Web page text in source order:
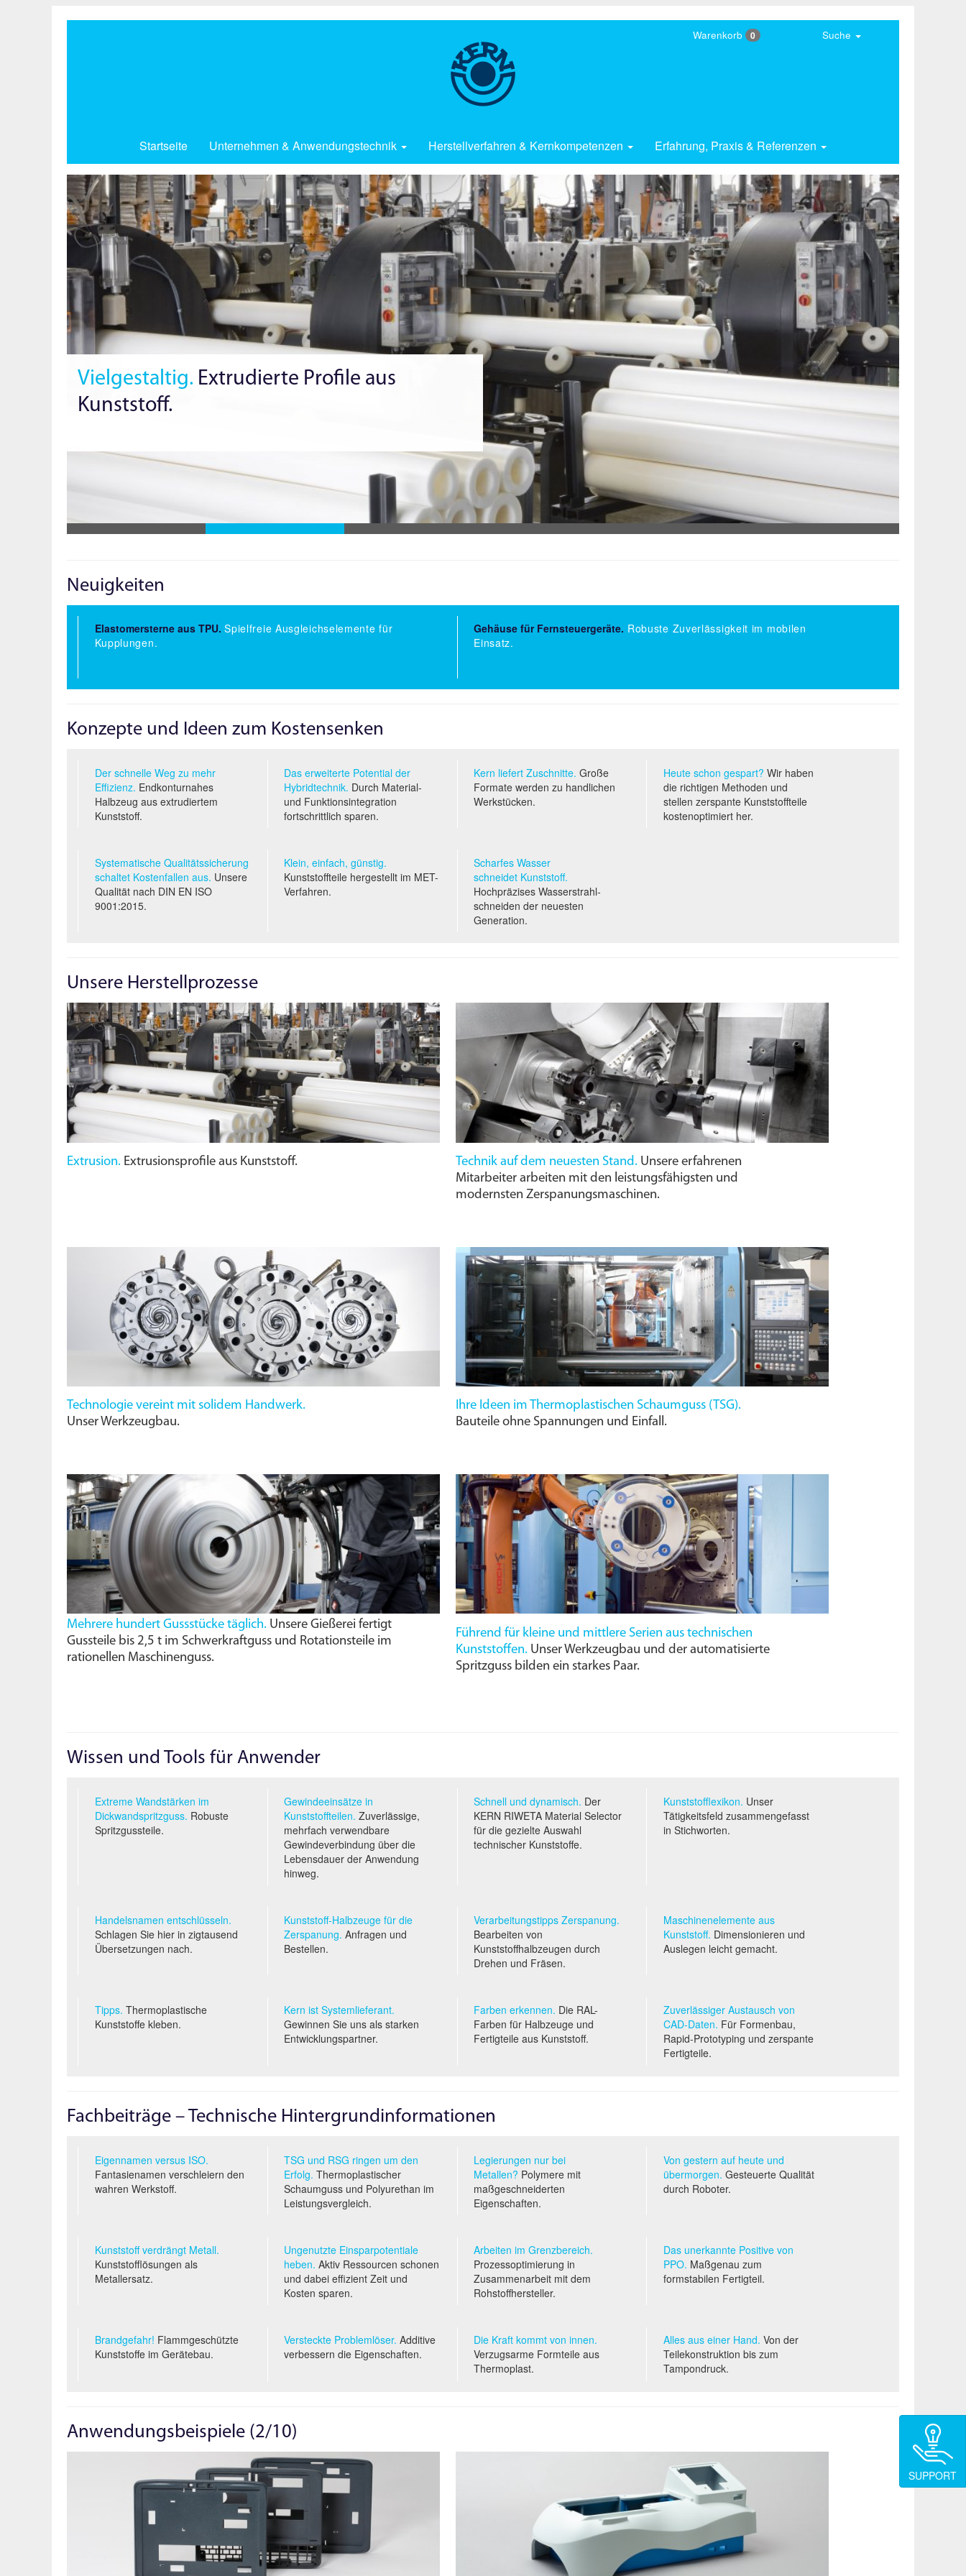
Startseite Unternehmen & Anwendungstechnik Herstellverfahren & Kernkompetenzen Erfahrung, Praxis & Referenzen
Warenkorb 0 Suche
Vielgestaltig. Extrudierte Profile aus
Kunststoff.
Zuverlässig von Anfang an. Fertigung im
Reinraum.
Neuigkeiten
Elastomersterne aus TPU. Spielfreie Ausgleichselemente für
Kupplungen.
Gehäuse für Fernsteuergeräte. Robuste Zuverlässigkeit im mobilen
Einsatz.
Konzepte und Ideen zum Kostensenken
Der schnelle Weg zu mehr
Effizienz. Endkonturnahes
Halbzeug aus extrudiertem
Kunststoff.
Das erweiterte Potential der
Hybridtechnik. Durch Material-
und Funktionsintegration
fortschrittlich sparen.
Kern liefert Zuschnitte. Große
Formate werden zu handlichen
Werkstücken.
Heute schon gespart? Wir haben
die richtigen Methoden und
stellen zerspante Kunststoffteile
kostenoptimiert her.
Systematische Qualitäts­sicherung
schaltet Kostenfallen aus. Unsere
Qualität nach DIN EN ISO
9001:2015.
Klein, einfach, günstig.
Kunststoffteile hergestellt im MET-
Verfahren.
Scharfes Wasser
schneidet Kunststoff.
Hochpräzises Wasserstrahl­
schneiden der neuesten
Generation.
Unsere Herstellprozesse
Extrusion. Extrusionsprofile aus Kunststoff. Technik auf dem neuesten Stand. Unsere erfahrenen
Mitarbeiter arbeiten mit den leistungs­fähigsten und
modernsten Zerspanungs­maschinen.
Technologie vereint mit solidem Handwerk.
Unser Werkzeugbau.
Ihre Ideen im Thermoplastischen Schaumguss ( TSG).
Bauteile ohne Spannungen und Einfall.
Mehrere hundert Gussstücke täglich. Unsere Gießerei fertigt
Gussteile bis 2,5 t im Schwerkraftguss und Rotationsteile im
rationellen Maschinenguss.
Führend für kleine und mittlere Serien aus technischen
Kunststoffen. Unser Werkzeugbau und der automatisierte
Spritzguss bilden ein starkes Paar.
Wissen und Tools für Anwender
Extreme Wandstärken im
Dickwandspritzguss. Robuste
Spritzgussteile.
Gewindeeinsätze in
Kunststoffteilen. Zuverlässige,
mehrfach verwendbare
Gewindeverbindung über die
Lebensdauer der Anwendung
hinweg.
Schnell und dynamisch. Der
KERN RIWETA Material Selector
für die gezielte Auswahl
technischer Kunststoffe.
Kunststofflexikon. Unser
Tätigkeitsfeld zusammengefasst
in Stichworten.
Handelsnamen entschlüsseln.
Schlagen Sie hier in zigtausend
Übersetzungen nach.
Kunststoff-Halbzeuge für die
Zerspanung. Anfragen und
Bestellen.
Verarbeitungstipps Zerspanung.
Bearbeiten von
Kunststoffhalbzeugen durch
Drehen und Fräsen.
Maschinenelemente aus
Kunststoff. Dimensionieren und
Auslegen leicht gemacht.
Tipps. Thermoplastische
Kunststoffe kleben.
Kern ist System­lieferant.
Gewinnen Sie uns als starken
Entwicklungspartner.
Farben erkennen. Die RAL-
Farben für Halbzeuge und
Fertigteile aus Kunststoff.
Zuverlässiger Austausch von
CAD-Daten. Für Formenbau,
Rapid-Prototyping und zerspante
Fertigteile.
Fachbeiträge – Technische Hintergrundinformationen
Eigennamen versus ISO.
Fantasienamen verschleiern den
wahren Werkstoff.
TSG und RSG ringen um den
Erfolg. Thermoplastischer
Schaumguss und Polyurethan im
Leistungs­vergleich.
Legierungen nur bei
Metallen? Polymere mit
maßgeschneiderten
Eigenschaften.
Von gestern auf heute und
übermorgen. Gesteuerte Qualität
durch Roboter.
Kunststoff verdrängt Metall.
Kunststofflösungen als
Metallersatz.
Ungenutzte Einsparpotentiale
heben. Aktiv Ressourcen schonen
und dabei effizient Zeit und
Kosten sparen.
Arbeiten im Grenzbereich.
Prozessoptimierung in
Zusammenarbeit mit dem
Rohstoffhersteller.
Das unerkannte Positive von
PPO. Maßgenau zum
formstabilen Fertigteil.
Brandgefahr! Flammgeschützte
Kunststoffe im Gerätebau.
Versteckte Problemlöser. Additive
verbessern die Eigenschaften.
Die Kraft kommt von innen.
Verzugsarme Formteile aus
Thermoplast.
Alles aus einer Hand.Von der
Teilekonstruktion bis zum
Tampondruck.
Anwendungsbeispiele (2/10)
SUPPORT